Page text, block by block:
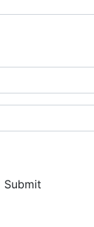
Submit